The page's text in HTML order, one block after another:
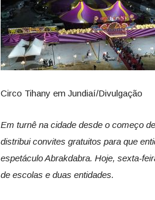
Circo Tihany em Jundiaí/Divulgação
Em turnê na cidade desde o começo
distribui convites gratuitos para que
espetáculo Abrakdabra. Hoje, sexta-
de escolas e duas entidades.